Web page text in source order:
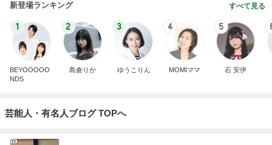
新登場ランキング すべて見る
1
BEYOOOOO
NDS
2
島倉りか
3
ゆうこりん
4
MOMIママ
5
石 安伊
芸能人・有名人ブログ TOPへ